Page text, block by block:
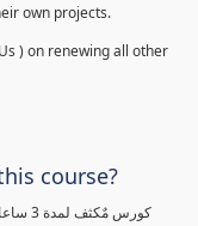
own projects.
) on renewing all other
course?